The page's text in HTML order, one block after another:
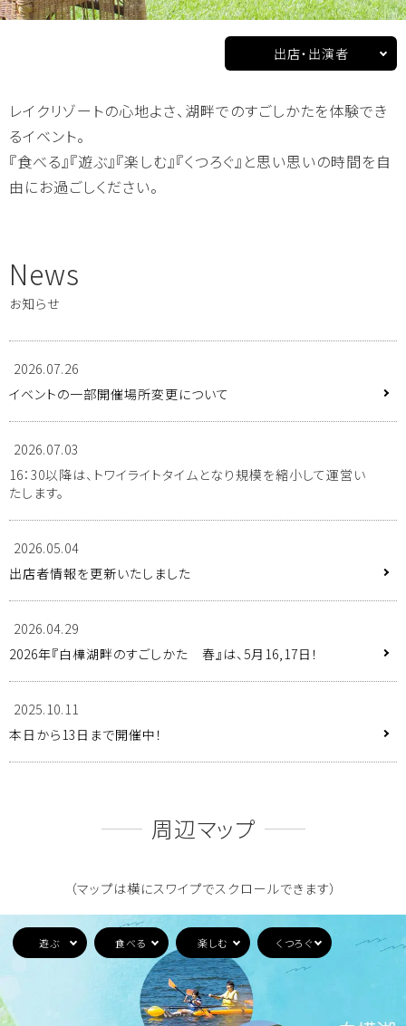
ご宿泊のお客様
お食事
宿泊プラン
イベント
館内のご案内
アクセス
グループサイトのご紹介
池の平ホテル＆リゾーツにつ
いて
宿泊約款
免責事項
繁体中文
出店・出演者
レイクリゾートの心地よさ、湖畔でのすごしかたを体験でき
るイベント。
『食べる』『遊ぶ』『楽しむ』『くつろぐ』と思い思いの時間を自
由にお過ごしください。
News
お知らせ
2026.07.26
イベントの一部開催場所変更について
2026.07.03
16：30以降は、トワイライトタイムとなり規模を縮小して運営い
たします。
2026.05.04
出店者情報を更新いたしました
2026.04.29
2026年『白樺湖畔のすごしかた 春』は、5月16,17日！
2025.10.11
本日から13日まで開催中！
周辺マップ
（マップは横にスワイプでスクロールできます）
遊ぶ 食べる 楽しむ くつろぐ